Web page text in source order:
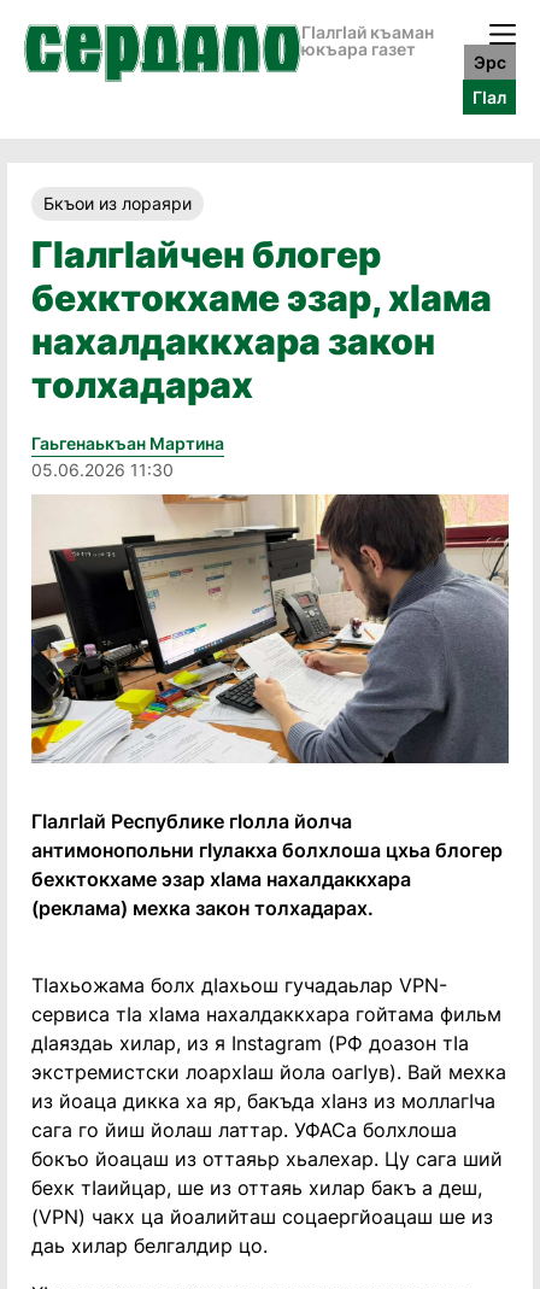
ГӀалгӀай къаман
юкъара газет
Эрс
ГӀал
Бкъои из лораяри
ГӏалгӀайчен блогер
бехктокхаме эзар, хӏама
нахалдаккхара закон
толхадарах
Гаьгенаькъан Мартина
05.06.2026 11:30
ГӏалгӀай Республике гӀолла йолча
антимонопольни гӏулакха болхлоша цхьа блогер
бехктокхаме эзар хӏама нахалдаккхара
(реклама) мехка закон толхадарах.
Тӏахьожама болх дӀахьош гучадаьлар VPN-
сервиса тӏа хӏама нахалдаккхара гойтама фильм
дӏаяздаь хилар, из я ӏnstagram (РФ доазон тӀа
экстремистски лоархӀаш йола оагӏув). Вай мехка
из йоаца дикка ха яр, бакъда хӀанз из моллагӀча
сага го йиш йолаш латтар. УФАСа болхлоша
бокъо йоацаш из оттаяьр хьалехар. Цу сага ший
бехк тӀаийцар, ше из оттаяь хилар бакъ а деш,
(VPN) чакх ца йоалийташ соцаергйоацаш ше из
даь хилар белгалдир цо.